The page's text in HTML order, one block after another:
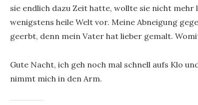
sie endlich dazu Zeit hatte, wollte sie nicht
wenigstens heile Welt vor. Meine Abneigung
geerbt, denn mein Vater hat lieber gemalt.
Gute Nacht, ich geh noch mal schnell aufs Klo
nimmt mich in den Arm.